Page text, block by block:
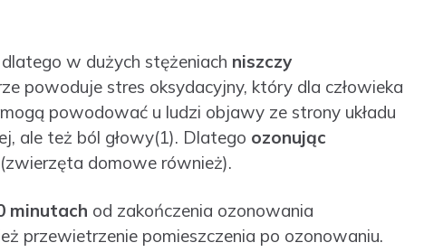
dlatego w dużych stężeniach niszczy
powoduje stres oksydacyjny, który dla człowieka
powodować u ludzi objawy ze strony układu
ale też ból głowy(1). Dlatego ozonując
(zwierzęta domowe również).
minutach od zakończenia ozonowania
przewietrzenie pomieszczenia po ozonowaniu.